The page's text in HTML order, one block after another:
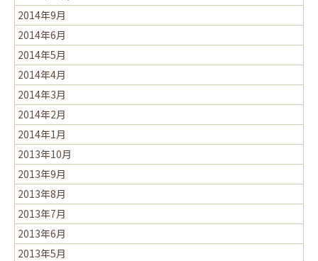
2014年9月
2014年6月
2014年5月
2014年4月
2014年3月
2014年2月
2014年1月
2013年10月
2013年9月
2013年8月
2013年7月
2013年6月
2013年5月